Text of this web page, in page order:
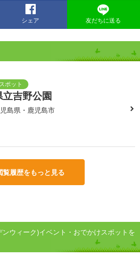
シェア 友だちに送る
立吉野公園
島県・鹿児島市
覧履歴をもっと見る
ンウィーク)イベント・おでかけスポットを